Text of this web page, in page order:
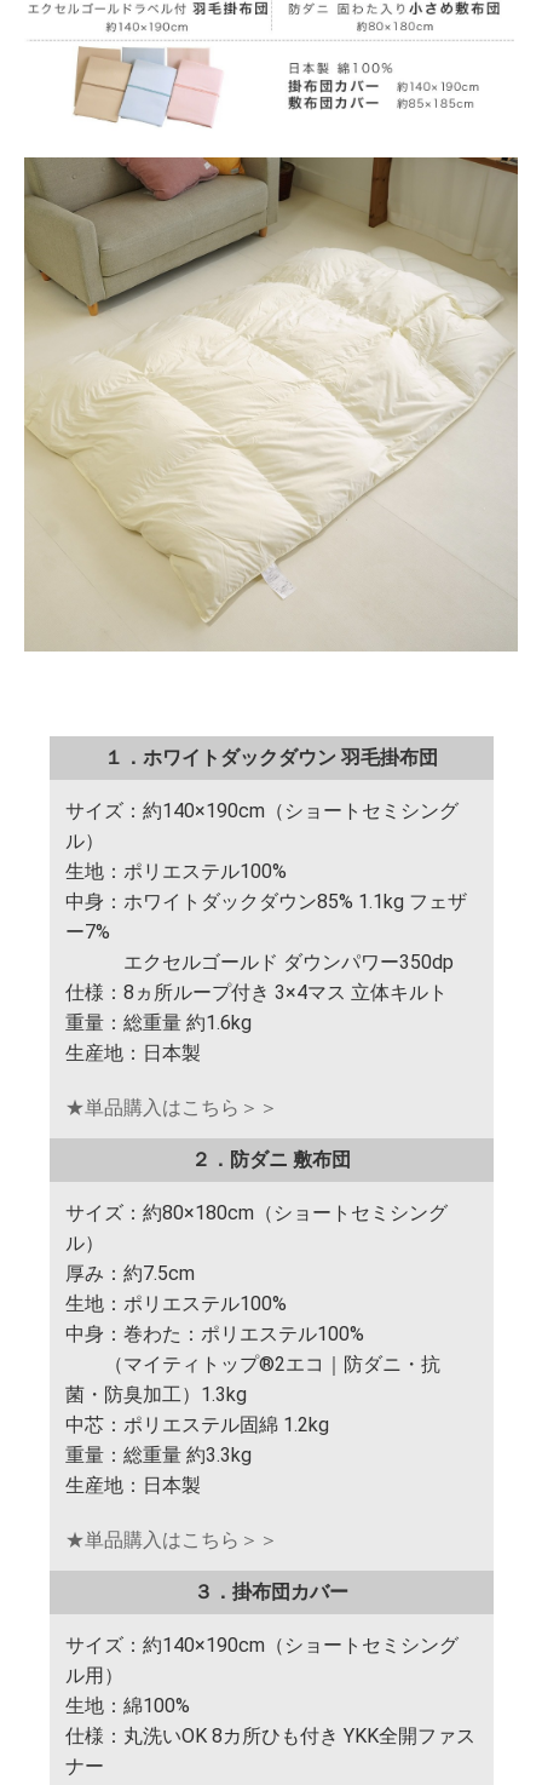
１．ホワイトダックダウン 羽毛掛布団
サイズ：約140×190cm（ショートセミシング
ル）
生地：ポリエステル100%
中身：ホワイトダックダウン85% 1.1kg フェザ
ー7%
エクセルゴールド ダウンパワー350dp
仕様：8ヵ所ループ付き 3×4マス 立体キルト
重量：総重量 約1.6kg
生産地：日本製
★単品購入はこちら＞＞
２．防ダニ 敷布団
サイズ：約80×180cm（ショートセミシング
ル）
厚み：約7.5cm
生地：ポリエステル100%
中身：巻わた：ポリエステル100%
（マイティトップ®2エコ｜防ダニ・抗
菌・防臭加工）1.3kg
中芯：ポリエステル固綿 1.2kg
重量：総重量 約3.3kg
生産地：日本製
★単品購入はこちら＞＞
３．掛布団カバー
サイズ：約140×190cm（ショートセミシング
ル用）
生地：綿100%
仕様：丸洗いOK 8カ所ひも付き YKK全開ファス
ナー